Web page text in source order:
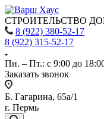
СТРОИТЕЛЬСТВО
8 (922) 380-52-17
8 (922) 315-52-17
Пн. – Пт.: с 9:00 до
Заказать звонок
Б. Гагарина, 65а/1
г. Пермь